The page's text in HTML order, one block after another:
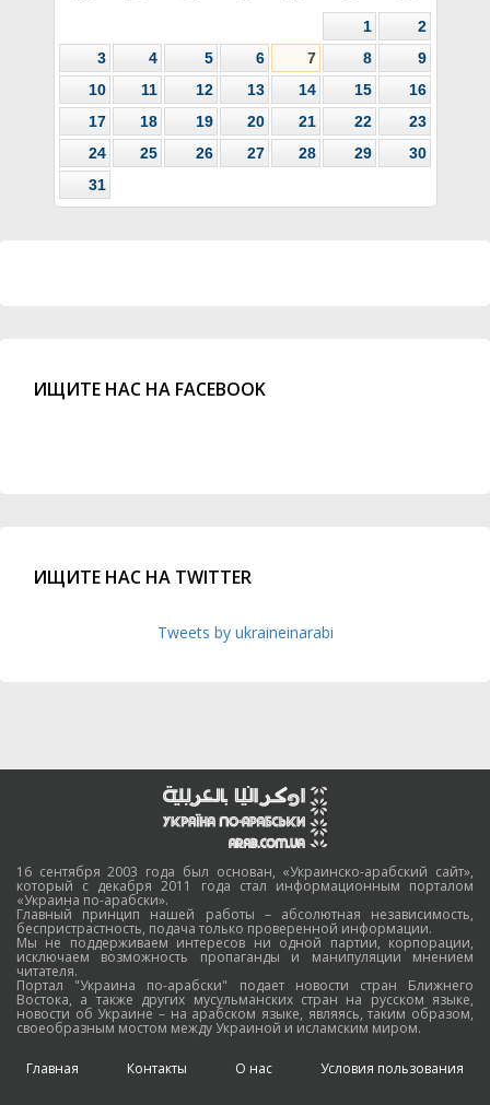
1
2
3
4 5 6 7 8
9
10
11 12 13 14 15
16
17
18 19 20 21 22
23
24
25 26 27 28 29
30
31
ИЩИТЕ НАС НА FACEBOOK
ИЩИТЕ НАС НА TWITTER
Tweets by ukraineinarabi
16 сентября 2003 года был основан, «Украинско-арабский сайт»,
который с декабря 2011 года стал информационным порталом
«Украина по-арабски».
Главный принцип нашей работы – абсолютная независимость,
беспристрастность, подача только проверенной информации.
Мы не поддерживаем интересов ни одной партии, корпорации,
исключаем возможность пропаганды и манипуляции мнением
читателя.
Портал "Украина по-арабски" подает новости стран Ближнего
Востока, а также других мусульманских стран на русском языке,
новости об Украине – на арабском языке, являясь, таким образом,
своеобразным мостом между Украиной и исламским миром.
Главная Контакты О нас Условия пользования